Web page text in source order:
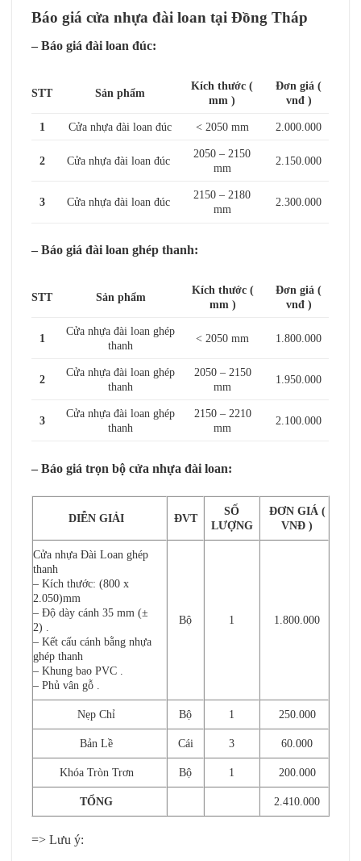
Báo giá cửa nhựa đài loan tại Đồng Tháp
– Báo giá đài loan đúc:
STT Sản phẩm
Kích thước (
mm )
Đơn giá (
vnđ )
1 Cửa nhựa đài loan đúc < 2050 mm 2.000.000
2 Cửa nhựa đài loan đúc
2050 – 2150
mm
2.150.000
3 Cửa nhựa đài loan đúc
2150 – 2180
mm
2.300.000
– Báo giá đài loan ghép thanh:
STT Sản phẩm
Kích thước (
mm )
Đơn giá (
vnđ )
1
Cửa nhựa đài loan ghép
thanh
< 2050 mm 1.800.000
2
Cửa nhựa đài loan ghép
thanh
2050 – 2150
mm
1.950.000
3
Cửa nhựa đài loan ghép
thanh
2150 – 2210
mm
2.100.000
– Báo giá trọn bộ cửa nhựa đài loan:
DIỄN GIẢI ĐVT
SỐ
LƯỢNG
ĐƠN GIÁ (
VNĐ )
Cửa nhựa Đài Loan ghép
thanh
– Kích thước: (800 x
2.050)mm
– Độ dày cánh 35 mm (±
2) .
– Kết cấu cánh bằng nhựa
ghép thanh
– Khung bao PVC .
– Phủ vân gỗ .
Bộ 1 1.800.000
Nẹp Chỉ Bộ 1 250.000
Bản Lề Cái 3 60.000
Khóa Tròn Trơn Bộ 1 200.000
TỔNG 2.410.000
=> Lưu ý: